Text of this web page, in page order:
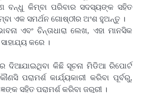
ବନ୍ଧୁ କିମ୍ବା ପରିବାର ସଦସ୍ୟଙ୍କ ସହିତ
ଏକ ସମର୍ଥନ ଗୋଷ୍ଠୀର ଅଂଶ ହୁଅନ୍ତୁ ।
ଏବଂ ଚିନ୍ତାଧାରା ଲେଖ, ଏହା ମାନସିକ
କରେ ।
ଦିଆଯାଇଥିବା କିଛି ସୂଚନା ମିଡିଆ ରିପୋର୍ଟ
ପରାମର୍ଶ କାର୍ଯ୍ୟକାରୀ କରିବା ପୂର୍ବରୁ,
ସହିତ ପରାମର୍ଶ କରିବା ଜରୁରୀ ।